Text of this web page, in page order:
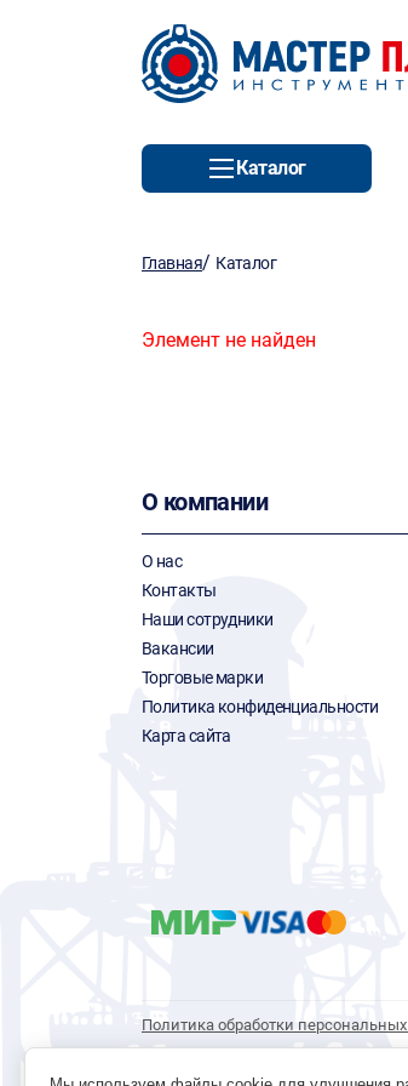
Каталог
Главная/ Каталог
Элемент не найден
О компании
О нас
Контакты
Наши сотрудники
Вакансии
Торговые марки
Политика конфиденциальности
Карта сайта
Политика обработки
© 1996 - 2026 инструмент парк